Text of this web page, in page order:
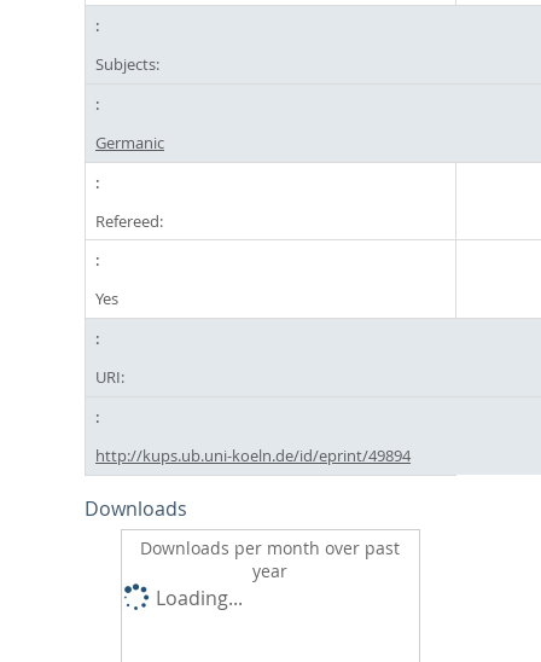
Subjects:
Germanic
Refereed:
Yes
URI:
http://kups.ub.uni-koeln.de/id/eprint/49894
Downloads
Downloads per month over past
year
Loading...